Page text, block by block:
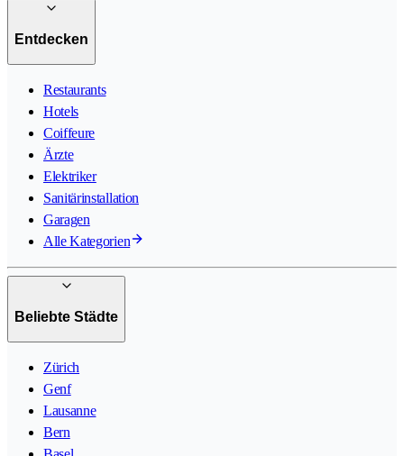
Entdecken
Restaurants
Hotels
Coiffeure
Ärzte
Elektriker
Sanitärinstallation
Garagen
Alle Kategorien
Beliebte Städte
Zürich
Genf
Lausanne
Bern